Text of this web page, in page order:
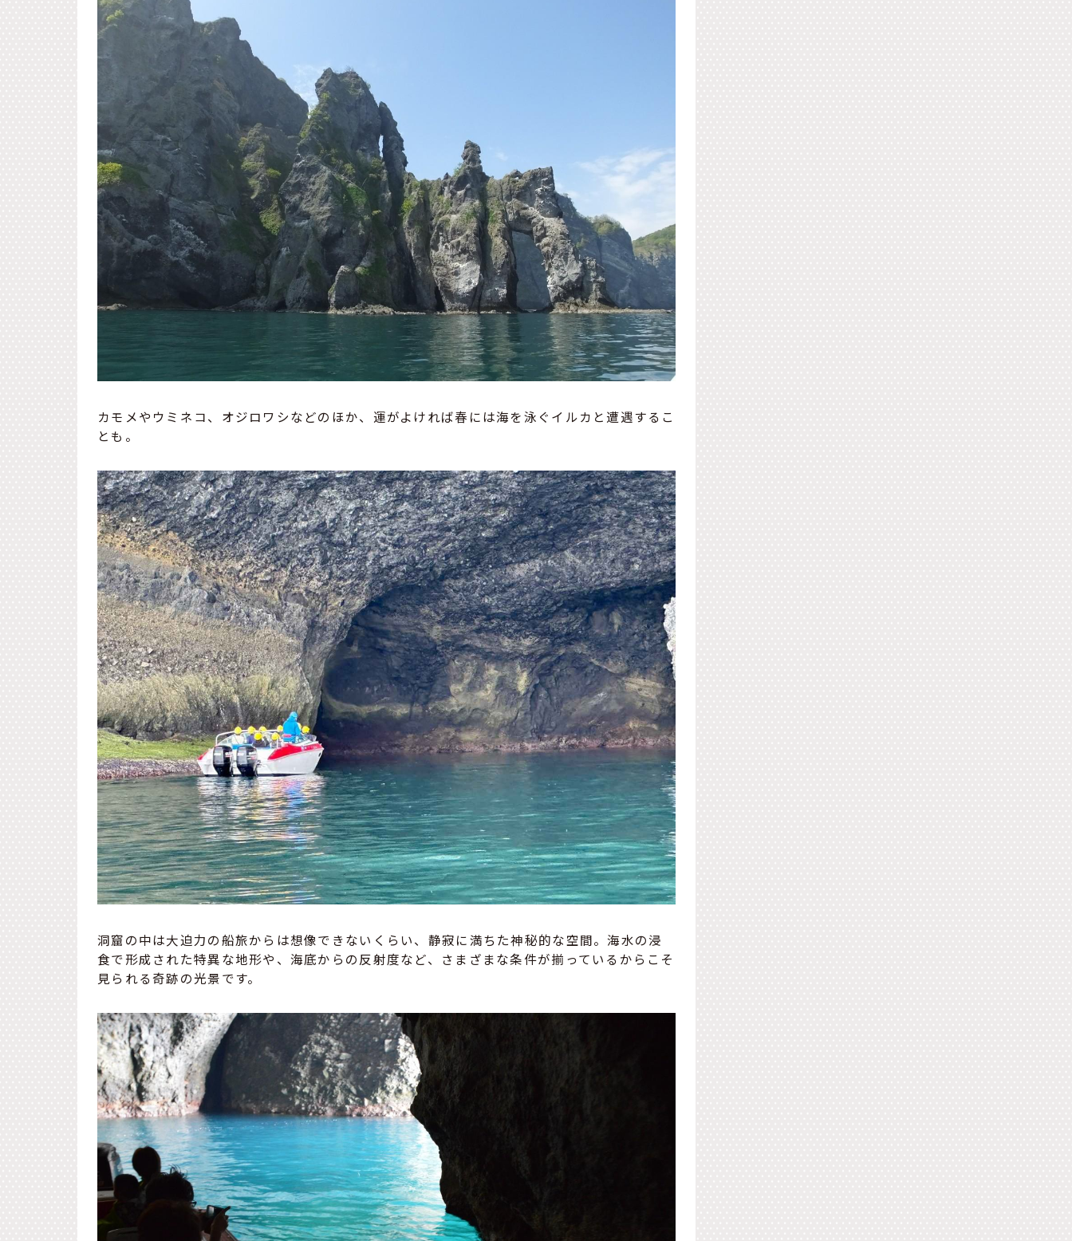
カモメやウミネコ、オジロワシなどのほか、運がよければ春には海を泳ぐイルカと遭遇するこ
とも。
洞窟の中は大迫力の船旅からは想像できないくらい、静寂に満ちた神秘的な空間。海水の浸
食で形成された特異な地形や、海底からの反射度など、さまざまな条件が揃っているからこそ
見られる奇跡の光景です。